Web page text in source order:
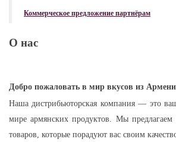
Коммерческое предложение партнёрам
О нас
Добро пожаловать в мир вкусов из
Наша дистрибьюторская компания — это
мире армянских продуктов. Мы предлагаем
товаров, которые порадуют вас своим